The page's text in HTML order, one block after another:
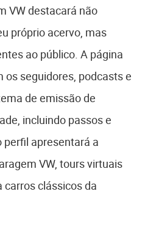
VW destacará não
próprio acervo, mas
ao público. A página
os seguidores, podcasts e
de emissão de
incluindo passos e
perfil apresentará a
VW, tours virtuais
carros clássicos da